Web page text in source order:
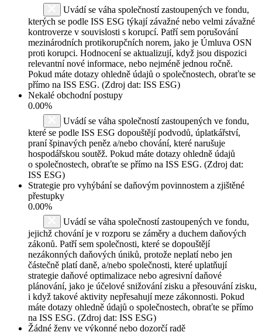
Uvádí se váha společností zastoupených ve fondu,
kterých se podle ISS ESG týkají závažné nebo velmi závažné
kontroverze v souvislosti s korupcí. Patří sem porušování
mezinárodních protikorupčních norem, jako je Úmluva OSN
proti korupci. Hodnocení se aktualizují, když jsou dispozici
relevantní nové informace, nebo nejméně jednou ročně.
Pokud máte dotazy ohledně údajů o společnostech, obraťte se
přímo na ISS ESG. (Zdroj dat: ISS ESG)
Nekalé obchodní postupy
0.00%
Uvádí se váha společností zastoupených ve fondu,
které se podle ISS ESG dopouštějí podvodů, úplatkářství,
praní špinavých peněz a/nebo chování, které narušuje
hospodářskou soutěž. Pokud máte dotazy ohledně údajů
o společnostech, obraťte se přímo na ISS ESG. (Zdroj dat:
ISS ESG)
Strategie pro vyhýbání se daňovým povinnostem a zjištěné
přestupky
0.00%
Uvádí se váha společností zastoupených ve fondu,
jejichž chování je v rozporu se záměry a duchem daňových
zákonů. Patří sem společnosti, které se dopouštějí
nezákonných daňových úniků, protože neplatí nebo jen
částečně platí daně, a/nebo společnosti, které uplatňují
strategie daňové optimalizace nebo agresivní daňové
plánování, jako je účelové snižování zisku a přesouvání zisku,
i když takové aktivity nepřesahují meze zákonnosti. Pokud
máte dotazy ohledně údajů o společnostech, obraťte se přímo
na ISS ESG. (Zdroj dat: ISS ESG)
Žádné ženy ve výkonné nebo dozorčí radě